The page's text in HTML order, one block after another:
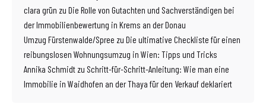
clara grün zu Die Rolle von Gutachten und Sachverständigen bei
der Immobilienbewertung in Krems an der Donau
Umzug Fürstenwalde/Spree zu Die ultimative Checkliste für einen
reibungslosen Wohnungsumzug in Wien: Tipps und Tricks
Annika Schmidt zu Schritt-für-Schritt-Anleitung: Wie man eine
Immobilie in Waidhofen an der Thaya für den Verkauf deklariert